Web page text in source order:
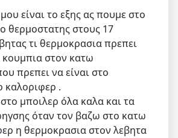
είναι το εξης ας πουμε στο
ο θερμοστατης στους 17
τι θερμοκρασια πρεπει
κουμπια στον κατω
πρεπει να είναι στο
καλοριφερ .
μποιλερ όλα καλα και τα
όταν τον βαζω στο κατω
η θερμοκρασια στον λεβητα